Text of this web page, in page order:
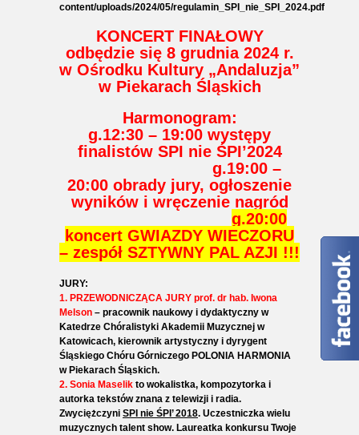
content/uploads/2024/05/regulamin_SPI_nie_SPI_2024.pdf
KONCERT FINAŁOWY
odbędzie się 8 grudnia 2024 r.
w Ośrodku Kultury „Andaluzja”
w Piekarach Śląskich
Harmonogram:
g.12:30 – 19:00 występy
finalistów SPI nie ŚPI’2024
g.19:00 –
20:00 obrady jury, ogłoszenie
wyników i wręczenie nagród
g.20:00
koncert GWIAZDY WIECZORU
– zespół SZTYWNY PAL AZJI !!!
JURY:
1. PRZEWODNICZĄCA JURY prof. dr hab. Iwona
Melson – pracownik naukowy i dydaktyczny w
Katedrze Chóralistyki Akademii Muzycznej w
Katowicach, kierownik artystyczny i dyrygent
Śląskiego Chóru Górniczego POLONIA HARMONIA
w Piekarach Śląskich.
2. Sonia Maselik to wokalistka, kompozytorka i
autorka tekstów znana z telewizji i radia.
Zwyciężczyni SPI nie ŚPI’ 2018. Uczestniczka wielu
muzycznych talent show. Laureatka konkursu Twoje